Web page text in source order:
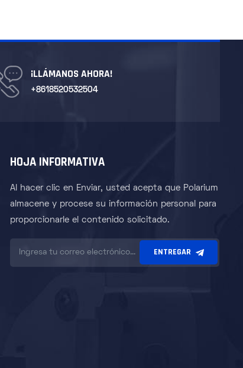
¡LLÁMANOS AHORA!
+8618520532504
HOJA INFORMATIVA
Al hacer clic en Enviar, usted acepta que Polarium
almacene y procese su información personal para
proporcionarle el contenido solicitado.
ENTREGAR